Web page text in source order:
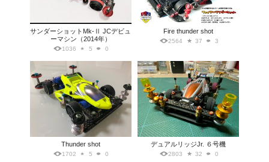
サンダーショットMk-Ⅱ JCデビュ
ーマシン（2014年）
1036 5 0
Fire thunder shot
2564 37 3
Thunder shot
1702 5 0
デュアルリッジJr. ６号機
2803 32 0